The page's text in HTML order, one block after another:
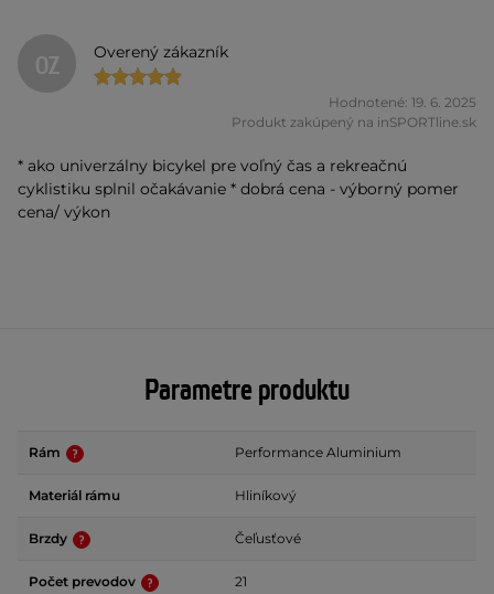
OZ Overený zákazník
Hodnotené: 19. 6. 2025
Produkt zakúpený na inSPORTline.sk
* ako univerzálny bicykel pre voľný čas a rekreačnú
cyklistiku splnil očakávanie * dobrá cena - výborný pomer
cena/ výkon
Parametre produktu
Rám Performance Aluminium
Materiál rámu Hliníkový
Brzdy Čeľusťové
Počet prevodov 21